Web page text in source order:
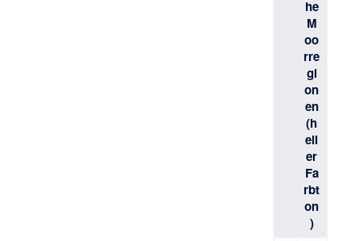
he
M
oo
rre
gi
on
en
(h
ell
er
Fa
rbt
on
)